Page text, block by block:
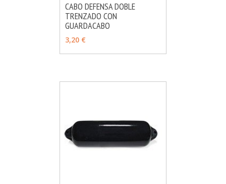
VER OPCIONES
CABO DEFENSA DOBLE
TRENZADO CON
GUARDACABO
3,20 €